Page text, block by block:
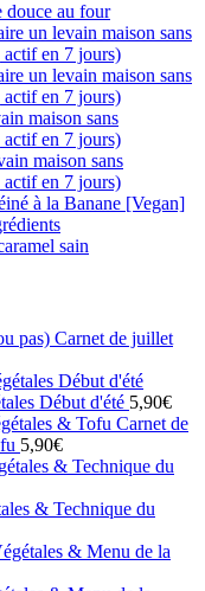
douce au four
un levain maison sans
actif en 7 jours)
un levain maison sans
actif en 7 jours)
maison sans
actif en 7 jours)
maison sans
actif en 7 jours)
à la Banane [Vegan]
sain
Carnet de juillet
Début d'été 5,90€
Carnet de
5,90€
& Technique du